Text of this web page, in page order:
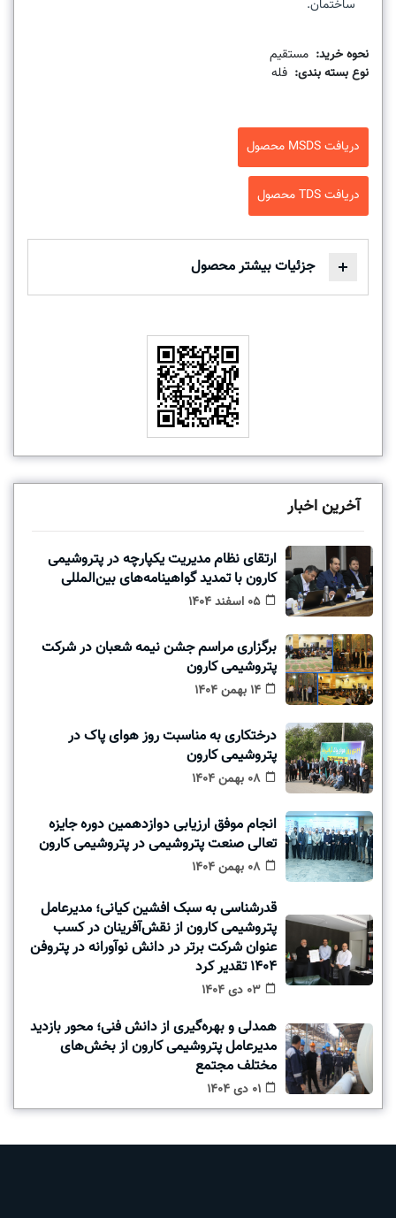
ساختمان.
نحوه خرید: مستقیم
نوع بسته بندی: فله
دریافت MSDS محصول
دریافت TDS محصول
جزئیات بیشتر محصول
آخرین اخبار
ارتقای نظام مدیریت یکپارچه در پتروشیمی
کارون با تمدید گواهینامه‌های بین‌المللی
برگزاری مراسم جشن نیمه شعبان در شرکت
پتروشیمی کارون
درختکاری به مناسبت روز هوای پاک در
پتروشیمی کارون
انجام موفق ارزیابی دوازدهمین دوره جایزه
تعالی صنعت پتروشیمی در پتروشیمی کارون
قدرشناسی به سبک افشین کیانی؛ مدیرعامل
پتروشیمی کارون از نقش‌آفرینان در کسب
عنوان شرکت برتر در دانش‌ نوآورانه در پتروفن
1404 تقدیر کرد
همدلی و بهره‌گیری از دانش فنی؛ محور بازدید
مدیرعامل پتروشیمی کارون از بخش‌های
مختلف مجتمع